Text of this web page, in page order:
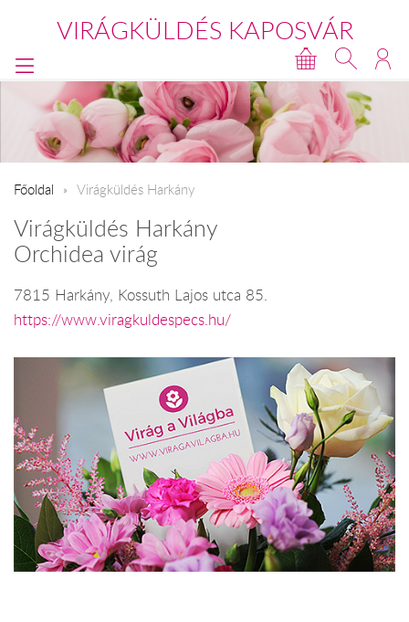
VIRÁGKÜLDÉS KAPOSVÁR
Főoldal Virágküldés Harkány
Virágküldés Harkány
Orchidea virág
7815 Harkány, Kossuth Lajos utca 85.
https://www.viragkuldespecs.hu/